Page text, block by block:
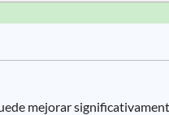
mejorar